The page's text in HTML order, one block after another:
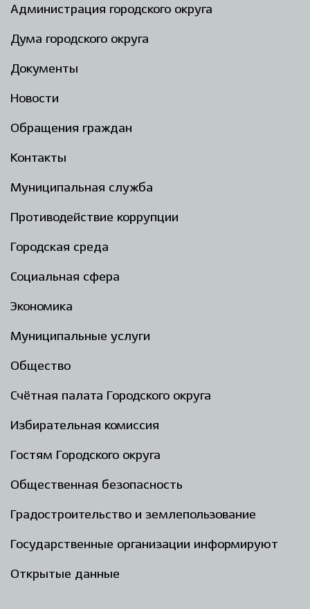
Администрация городского округа
Дума городского округа
Документы
Новости
Обращения граждан
Контакты
Муниципальная служба
Противодействие коррупции
Городская среда
Социальная сфера
Экономика
Муниципальные услуги
Общество
Счётная палата Городского округа
Избирательная комиссия
Гостям Городского округа
Общественная безопасность
Градостроительство и землепользование
Государственные организации информируют
Открытые данные